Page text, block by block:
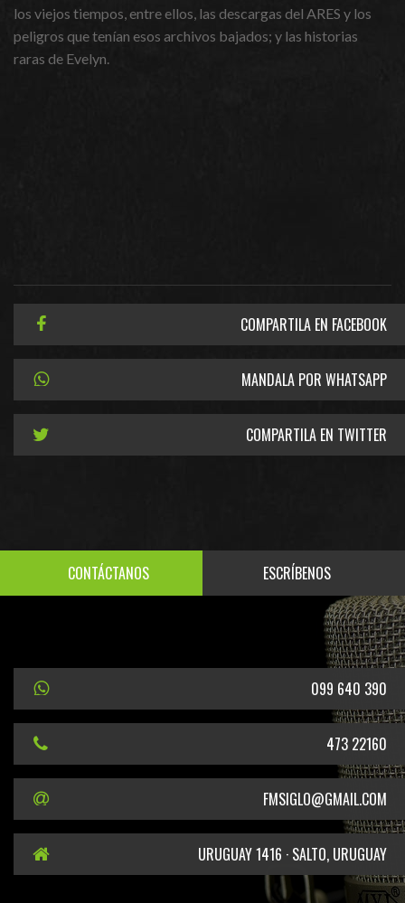
los viejos tiempos, entre ellos, las descargas del ARES y los
peligros que tenían esos archivos bajados; y las historias
raras de Evelyn.
COMPARTILA EN FACEBOOK
MANDALA POR WHATSAPP
COMPARTILA EN TWITTER
CONTÁCTANOS ESCRÍBENOS
099 640 390
473 22160
FMSIGLO@GMAIL.COM
URUGUAY 1416 · SALTO, URUGUAY